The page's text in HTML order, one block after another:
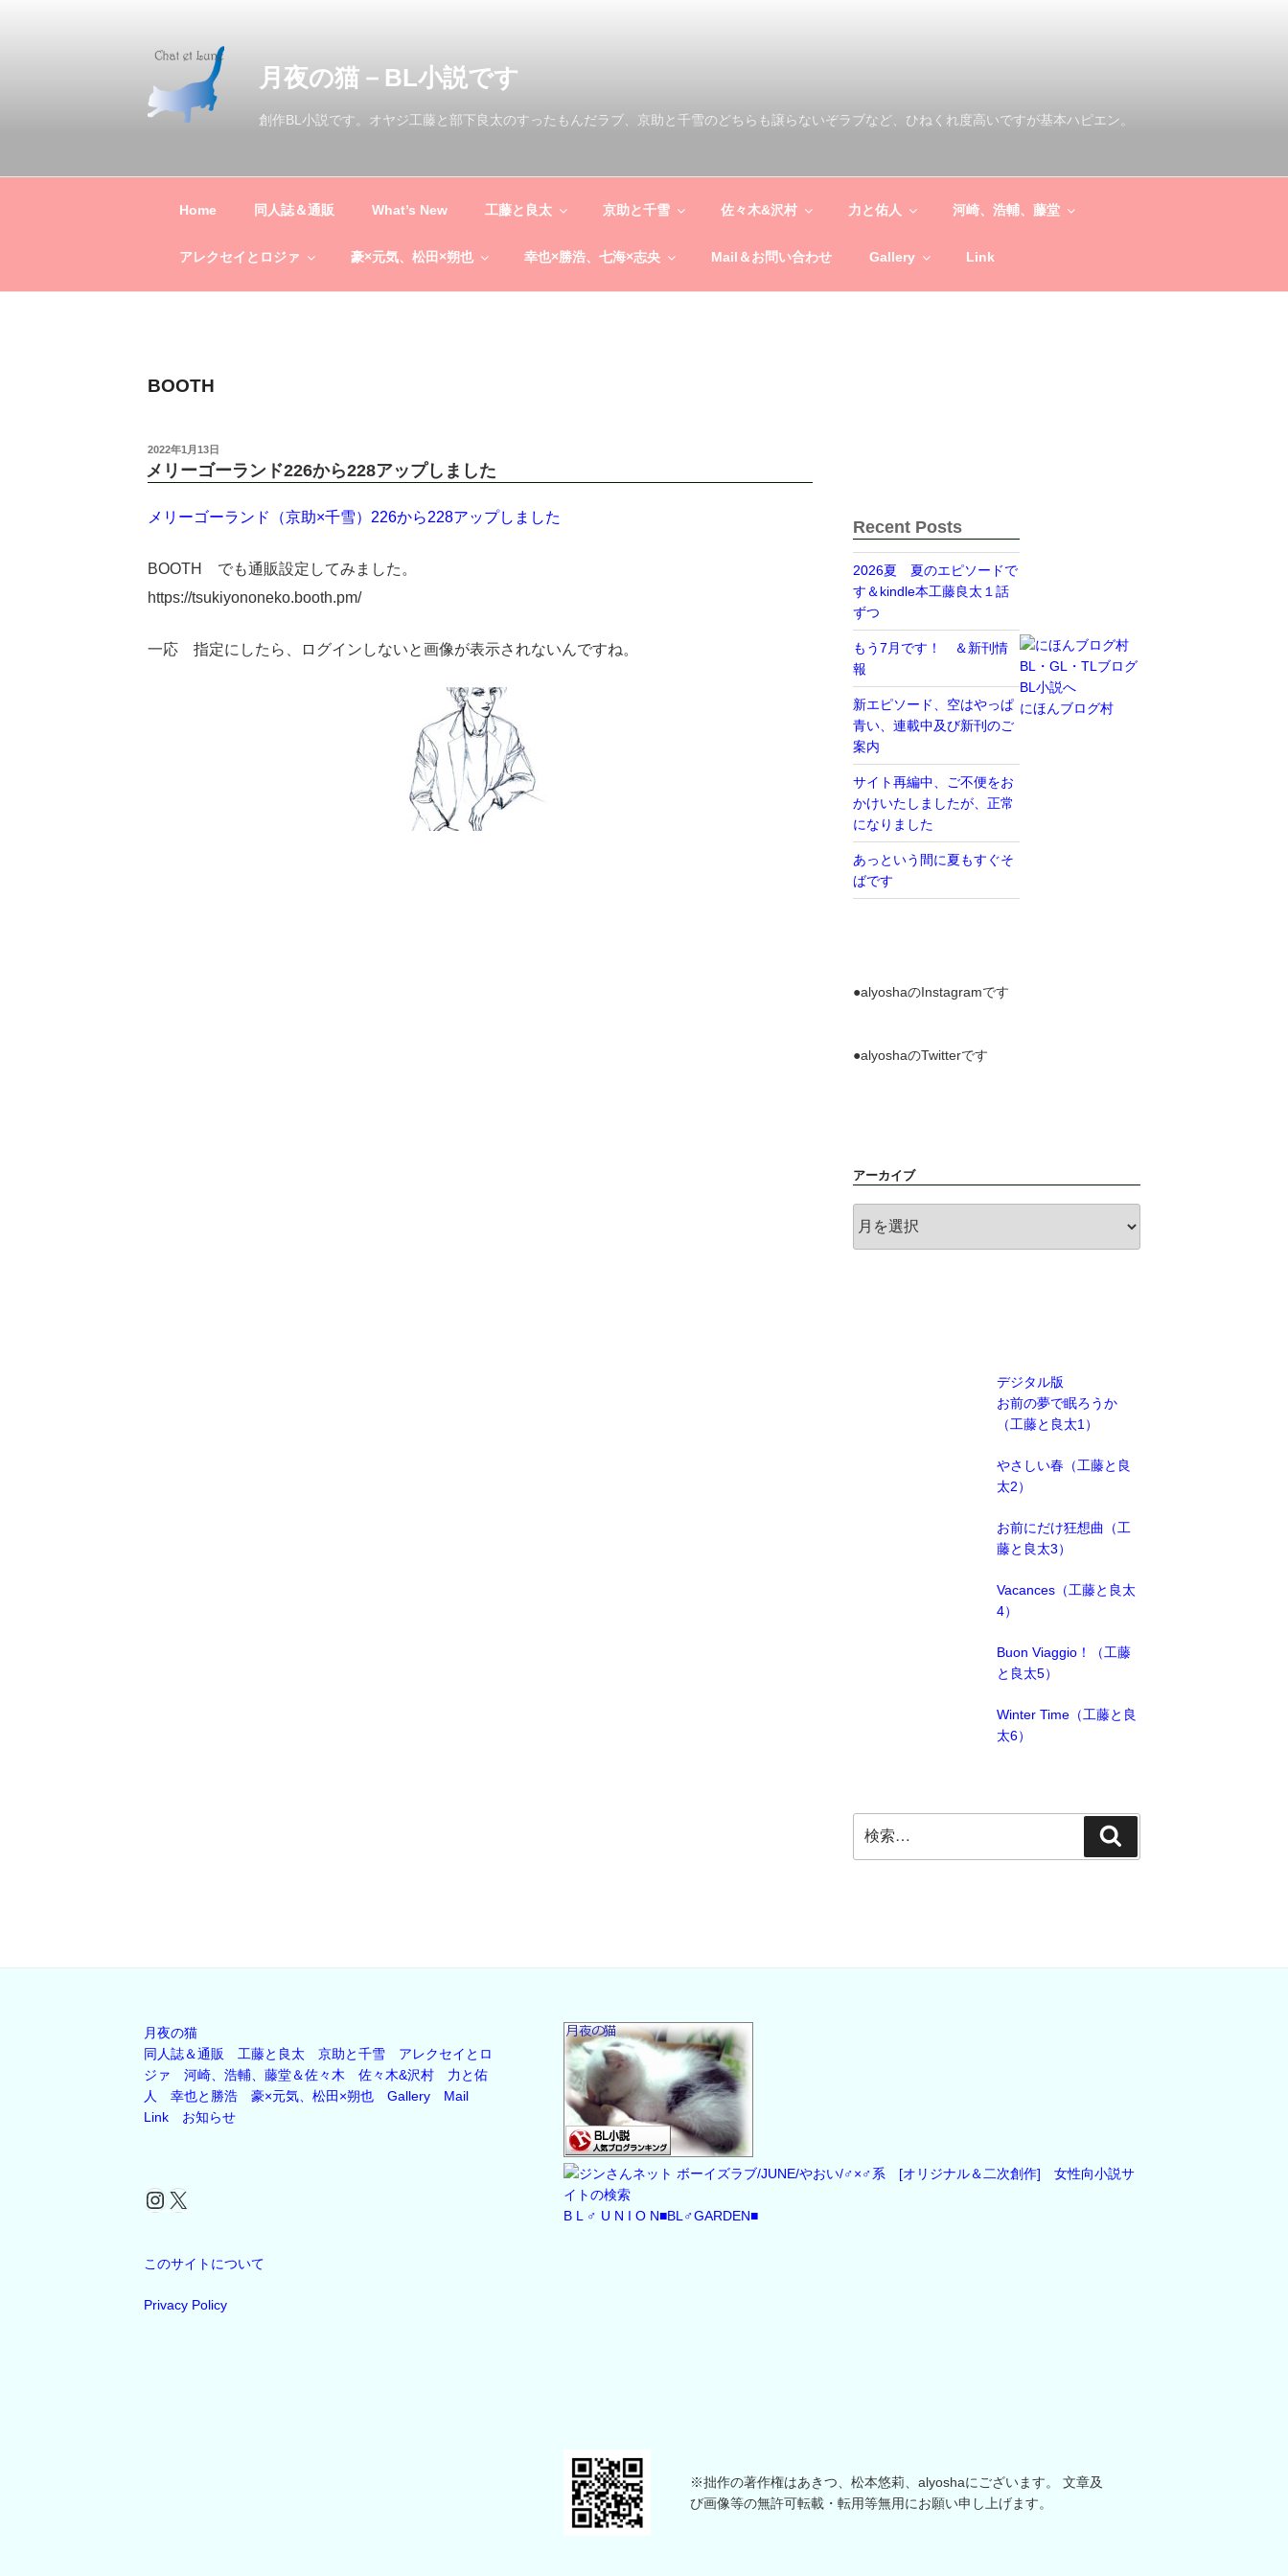
月夜の猫－BL小説です
創作BL小説です。オヤジ工藤と部下良太のすったもんだラブ、京助と千雪のどちらも譲らないぞラブなど、ひねくれ度高いですが基本ハピエン。
Home 同人誌＆通販 What’s New 工藤と良太 京助と千雪 佐々木&沢村 力と佑人 河崎、浩輔、藤堂
アレクセイとロジァ 豪×元気、松田×朔也 幸也×勝浩、七海×志央 Mail＆お問い合わせ Gallery Link
BOOTH
投
日:
2022年1月13日
メリーゴーランド226から228アップしました
メリーゴーランド（京助×千雪）226から228アップしました
BOOTH でも通販設定してみました。
https://tsukiyononeko.booth.pm/
一応 指定にしたら、ログインしないと画像が表示されないんですね。
Recent Posts
2026夏 夏のエピソードで
す＆kindle本工藤良太１話
ずつ
もう7月です！ ＆新刊情
報
新エピソード、空はやっぱ
青い、連載中及び新刊のご
案内
サイト再編中、ご不便をお
かけいたしましたが、正常
になりました
あっという間に夏もすぐそ
ばです
にほんブログ村
●alyoshaのInstagramです
●alyoshaのTwitterです
アーカイブ
ー
デジタル版
お前の夢で眠ろうか
（工藤と良太1）
やさしい春（工藤と良
太2）
お前にだけ狂想曲（工
藤と良太3）
Vacances（工藤と良太
4）
Buon Viaggio！（工藤
と良太5）
Winter Time（工藤と良
太6）
索:
索
月夜の猫
同人誌＆通販
工藤と良太 京助と千雪
アレクセイとロ
ジァ
河崎、浩輔、藤堂＆佐々木 佐々木&沢村
力と佑
人
幸也と勝浩 豪×元気、松田×朔也 Gallery
Mail
Link
お知らせ
Instagram
X
このサイトについて
Privacy Policy
B L ♂ U N I O N■BL♂GARDEN■
※拙作の著作権はあきつ、松本悠莉、alyoshaにございます。 文章及
び画像等の無許可転載・転用等無用にお願い申し上げます。